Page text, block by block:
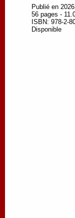
Publié en 2026
56 pages -
ISBN: 978-2-
Disponible